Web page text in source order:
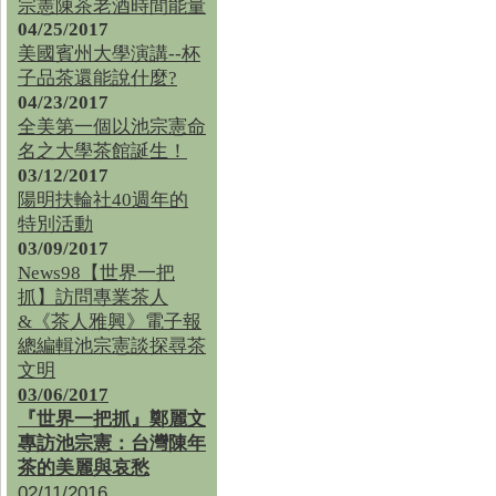
宗憲陳茶老酒時間能量
04/25/2017
美國賓州大學演講--杯
子品茶還能說什麼?
04/23/2017
全美第一個以池宗憲命
名之大學茶館誕生！
03/12/2017
陽明扶輪社40週年的
特別活動
03/09/2017
News98【世界一把
抓】訪問專業茶人
&《茶人雅興》電子報
總編輯池宗憲談探尋茶
文明
03/06/2017
『世界一把抓』鄭麗文
專訪池宗憲：台灣陳年
茶的美麗與哀愁